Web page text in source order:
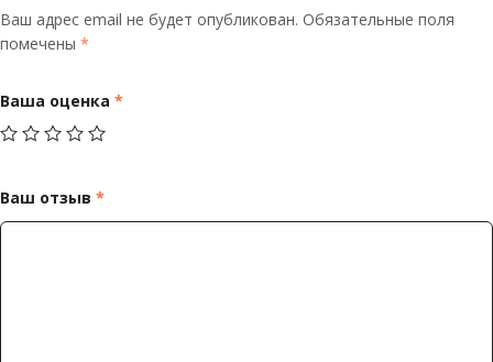
Ваш адрес email не будет опубликован. Обязательные поля
помечены *
Ваша оценка *
Ваш отзыв *